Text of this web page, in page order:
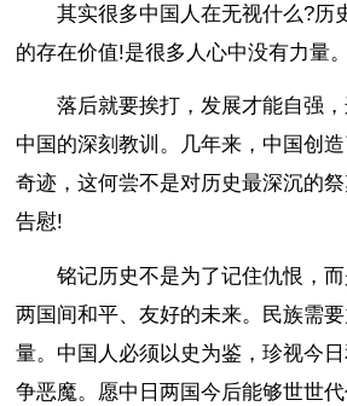
其实很多中国人在无视什么?历
的存在价值!是很多人心中没有力量。
落后就要挨打，发展才能自强
中国的深刻教训。几年来，中国创
奇迹，这何尝不是对历史最深沉的
告慰!
铭记历史不是为了记住仇恨，
两国间和平、友好的未来。民族需
量。中国人必须以史为鉴，珍视今
争恶魔。愿中日两国今后能够世世代